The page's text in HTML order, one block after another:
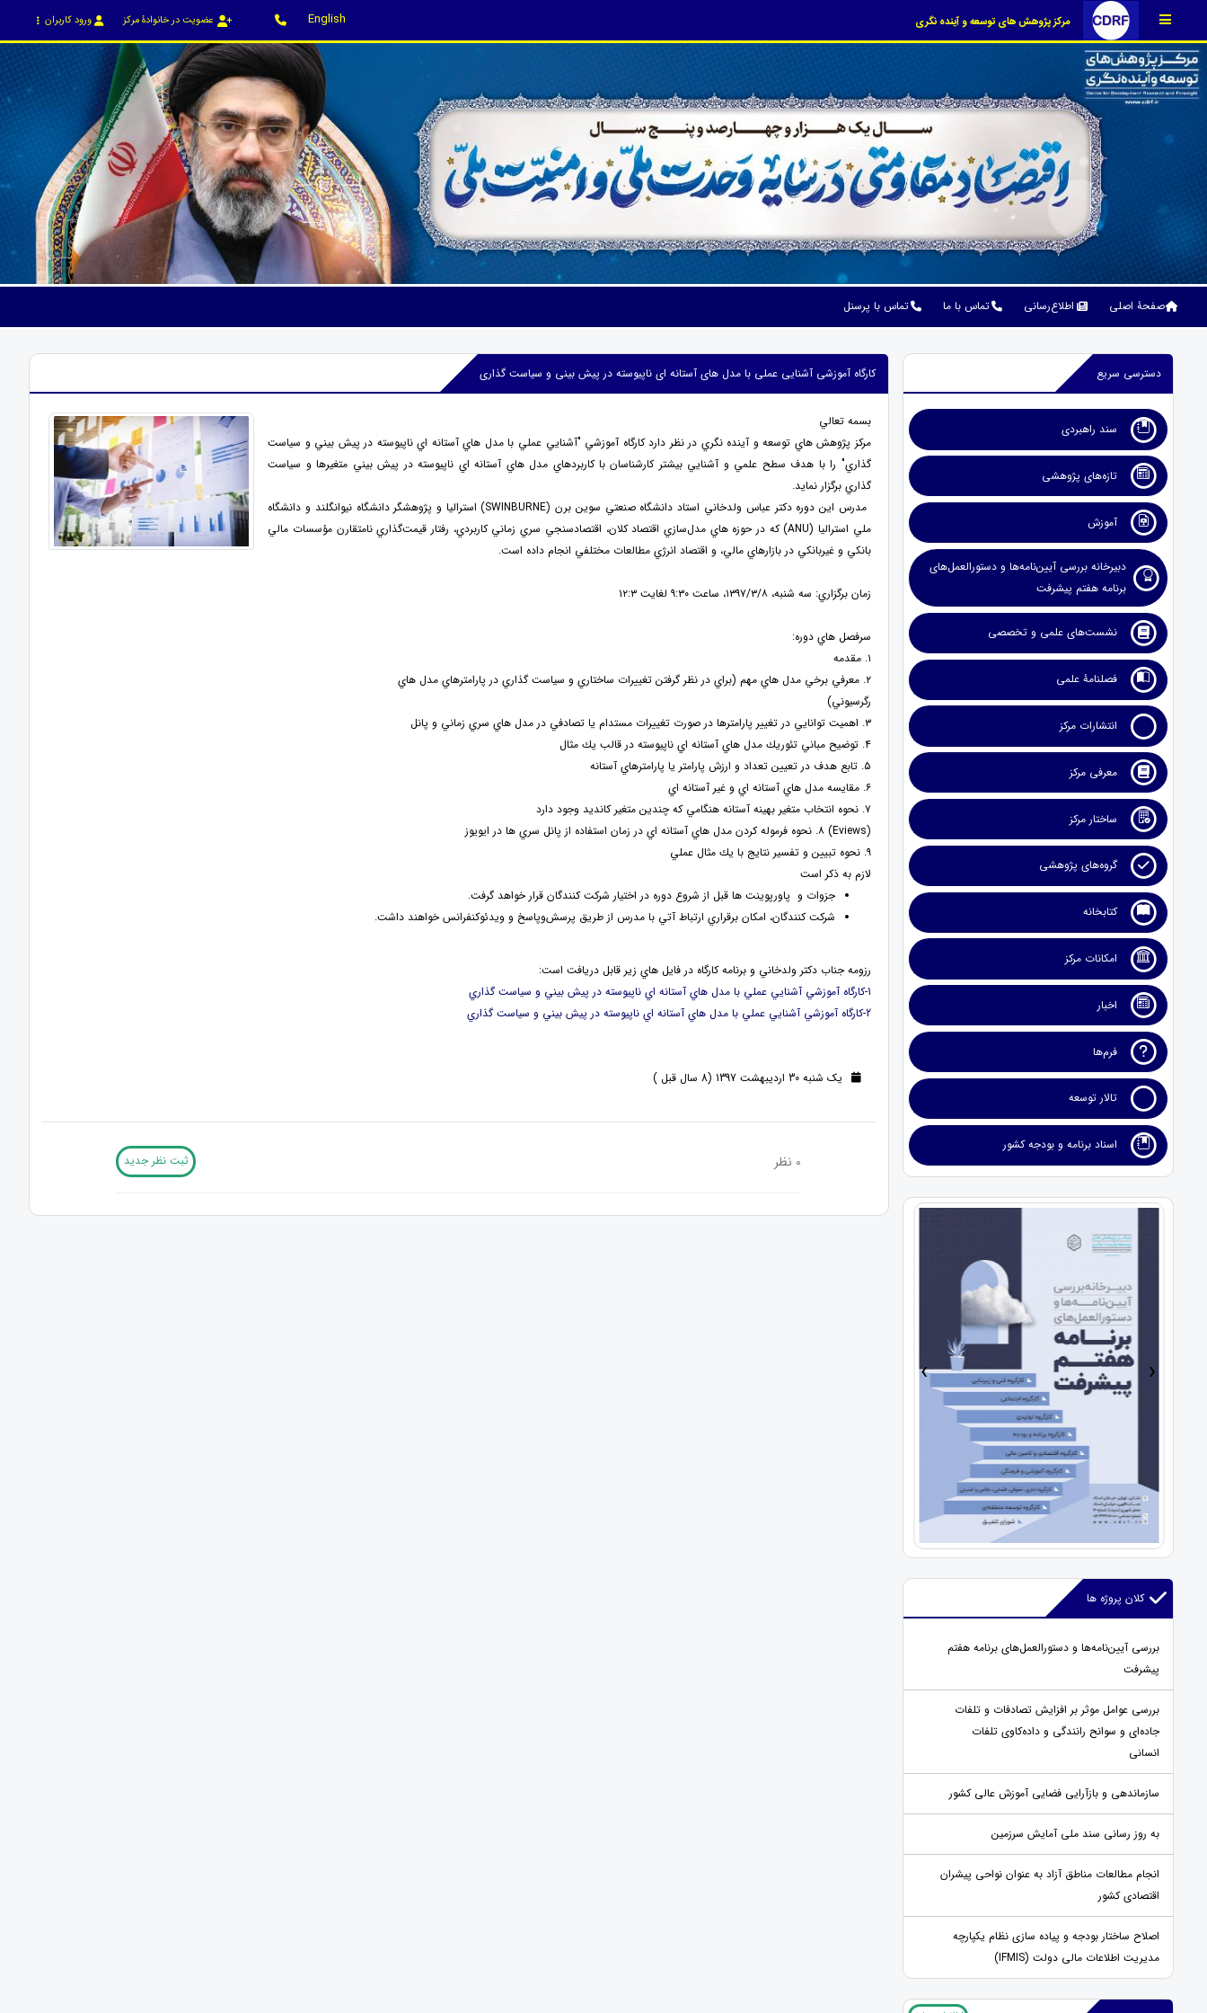
مرکز پژوهش های توسعه و آینده نگری English عضویت در خانوادۀ مرکز ورود کاربران
صفحۀ اصلی اطلاع‌رسانی تماس با ما تماس با پرسنل
دسترسی سریع
سند راهبردی
تازه‌های پژوهشی
آموزش
دبیرخانه بررسی آیین‌نامه‌ها و دستورالعمل‌های
برنامه هفتم پیشرفت
نشست‌های علمی و تخصصی
فصلنامۀ علمی
انتشارات مرکز
معرفی مرکز
ساختار مرکز
گروه‌های پژوهشی
کتابخانه
امکانات مرکز
اخبار
فرم‌ها
تالار توسعه
اسناد برنامه و بودجه کشور
› ‹
کلان پروژه ها
بررسی آیین‌نامه‌ها و دستورالعمل‌های برنامه هفتم
پیشرفت
بررسی عوامل موثر بر افزایش تصادفات و تلفات
جاده‌ای و سوانح رانندگی و داده‌کاوی تلفات
انسانی
سازماندهی و بازآرایی فضایی آموزش عالی کشور
به روز رسانی سند ملی آمایش سرزمین
انجام مطالعات مناطق آزاد به عنوان نواحی پیشران
اقتصادی کشور
اصلاح ساختار بودجه و پیاده سازی نظام یکپارچه
مدیریت اطلاعات مالی دولت (IFMIS)
کارگاه آموزشی آشنایی عملی با مدل های آستانه ای ناپیوسته در پیش بینی و سیاست گذاری
بسمه تعالي
مركز پژوهش هاي توسعه و آينده نگري در نظر دارد كارگاه آموزشي "آشنايي عملي با مدل هاي آستانه اي ناپيوسته در پيش بيني و سياست
گذاري" را با هدف سطح علمي و آشنايي بيشتر كارشناسان با كاربردهاي مدل هاي آستانه اي ناپيوسته در پيش بيني متغيرها و سياست
گذاري برگزار نمايد.
مدرس اين دوره دكتر عباس ولدخاني استاد دانشگاه صنعتي سوين برن (SWINBURNE) استراليا و پژوهشگر دانشگاه نيوانگلند و دانشگاه
ملي استراليا (ANU) كه در حوزه هاي مدل‌سازي اقتصاد كلان، اقتصادسنجي سري زماني كاربردي، رفتار قيمت‌گذاري نامتقارن مؤسسات مالي
بانكي و غيربانكي در بازارهاي مالي، و اقتصاد انرژي مطالعات مختلفي انجام داده است.
زمان برگزاري: سه شنبه، ۱۳۹۷/۳/۸، ساعت ۹:۳۰ لغايت ۱۲:۳
سرفصل هاي دوره:
۱. مقدمه
۲. معرفي برخي مدل هاي مهم (براي در نظر گرفتن تغييرات ساختاري و سياست گذاري در پارامترهاي مدل هاي
رگرسيوني)
۳. اهميت توانايي در تغيير پارامترها در صورت تغييرات مستدام يا تصادفي در مدل هاي سري زماني و پانل
۴. توضيح مباني تئوريك مدل هاي آستانه اي ناپيوسته در قالب يك مثال
۵. تابع هدف در تعيين تعداد و ارزش پارامتر يا پارامترهاي آستانه
۶. مقايسه مدل هاي آستانه اي و غير آستانه اي
۷. نحوه انتخاب متغير بهينه آستانه هنگامي كه چندين متغير كانديد وجود دارد
(Eviews) ۸. نحوه فرموله كردن مدل هاي آستانه اي در زمان استفاده از پانل سري ها در ايويوز
۹. نحوه تبيين و تفسير نتايج با يك مثال عملي
لازم به ذكر است
جزوات و پاورپوينت ها قبل از شروع دوره در اختيار شركت كنندگان قرار خواهد گرفت.
شركت كنندگان، امكان برقراري ارتباط آتي با مدرس از طريق پرسش‌و‌پاسخ و ويدئو‌كنفرانس خواهند داشت.
رزومه جناب دكتر ولدخاني و برنامه كارگاه در فايل هاي زير قابل دريافت است:
1-كارگاه آموزشي آشنايي عملي با مدل هاي آستانه اي ناپيوسته در پيش بيني و سياست گذاري
2-كارگاه آموزشي آشنايي عملي با مدل هاي آستانه اي ناپيوسته در پيش بيني و سياست گذاري
یک شنبه 30 اردیبهشت 1397 (8 سال قبل )
0 نظر ثبت نظر جدید